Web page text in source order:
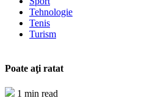
Tehnologie
Tenis
Turism
Poate aţi ratat
1 min read